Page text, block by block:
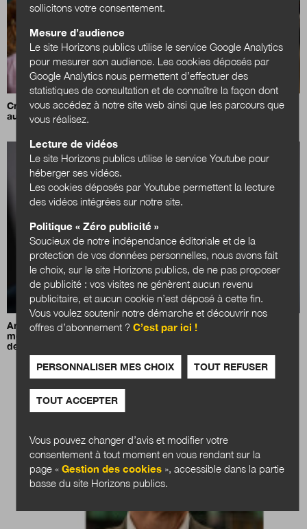
Creative Bureaucracy Festival 2026 : l'administration créative
au service d'une démocratie plus forte
Anna Folke Larsen :«Une mission, c’est comme un tour du
monde en voilier : beaucoup d’étapes, avant d’arriver à
destination»
sollicitons votre consentement.
Mesure d’audience
Le site Horizons publics utilise le service Google Analytics
pour mesurer son audience. Les cookies déposés par
Google Analytics nous permettent d’effectuer des
statistiques de consultation et de connaître la façon dont
vous accédez à notre site web ainsi que les parcours que
vous réalisez.
Lecture de vidéos
Le site Horizons publics utilise le service Youtube pour
héberger ses vidéos.
Les cookies déposés par Youtube permettent la lecture
des vidéos intégrées sur notre site.
Politique « Zéro publicité »
Soucieux de notre indépendance éditoriale et de la
protection de vos données personnelles, nous avons fait
le choix, sur le site Horizons publics, de ne pas proposer
de publicité : vos visites ne génèrent aucun revenu
publicitaire, et aucun cookie n’est déposé à cette fin.
Vous voulez soutenir notre démarche et découvrir nos
offres d’abonnement ? C’est par ici !
PERSONNALISER MES CHOIX TOUT REFUSER
TOUT ACCEPTER
Vous pouvez changer d’avis et modifier votre
consentement à tout moment en vous rendant sur la
page « Gestion des cookies», accessible dans la partie
basse du site Horizons publics.